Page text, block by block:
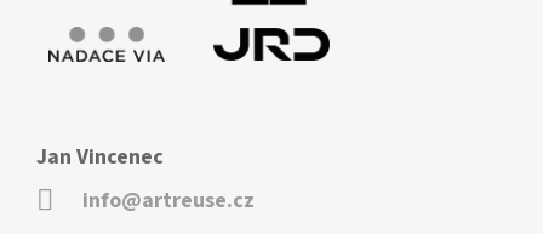
Jan Vincenec
info@artreuse.cz